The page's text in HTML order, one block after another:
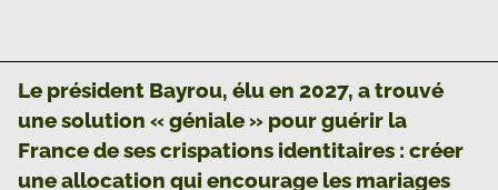
Le président Bayrou, élu en 2027, a trouvé
une solution « géniale » pour guérir la
France de ses crispations identitaires : créer
une allocation qui encourage les mariages